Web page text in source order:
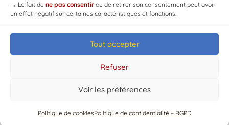
→ Le fait de ne pas consentir ou de retirer son consentement peut avoir
un effet négatif sur certaines caractéristiques et fonctions.
Tout accepter
Refuser
Voir les préférences
Politique de cookiesPolitique de confidentialité – RGPD
© Mairie de Chaource [2004-2024] | Tous droits réservés.
Developed byWEB3-DESIGN